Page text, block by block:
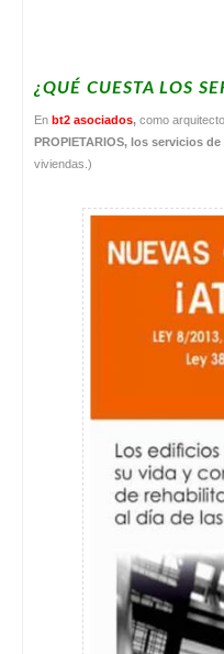
¿QUÉ CUESTA LOS
En bt2 asociados, como
PROPIETARIOS, los servicios
viviendas.)